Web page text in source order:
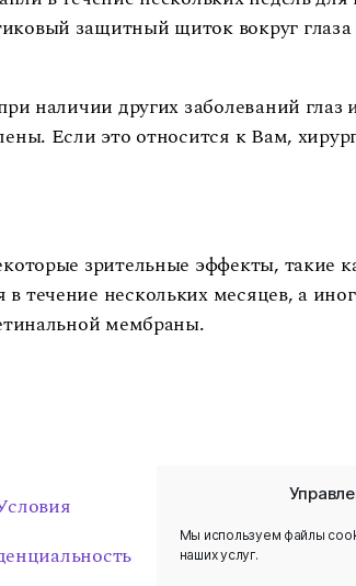
Мы используем файлы
наших услуг.
защитный щиток вокруг
наличии других заболеваний
Если это относится к Вам,
зрительные эффекты, такие
нескольких месяцев, а
мембраны.